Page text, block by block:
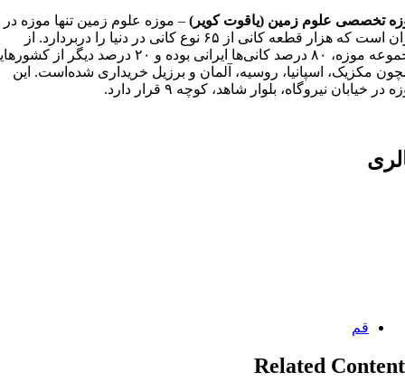
تخصصی علوم زمین (یاقوت کویر) – موزه علوم زمین تنها موزه در
ایران است که هزار قطعه کانی از ۶۵ نوع کانی در دنیا را دربردارد. از
مجموعه موزه، ۸۰ درصد کانی‌ها ایرانی بوده و ۲۰ درصد دیگر از
مکزیک، اسپانیا، روسیه، آلمان و برزیل خریداری شده‌است. این
در خیابان نیروگاه، بلوار شاهد، کوچه ۹ قرار دارد.
Categories:
قم
Related Content